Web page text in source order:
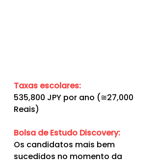
Taxas escolares:
535,800 JPY por ano (≅27,000
Reais)
Bolsa de Estudo Discovery:
Os candidatos mais bem
sucedidos no momento da